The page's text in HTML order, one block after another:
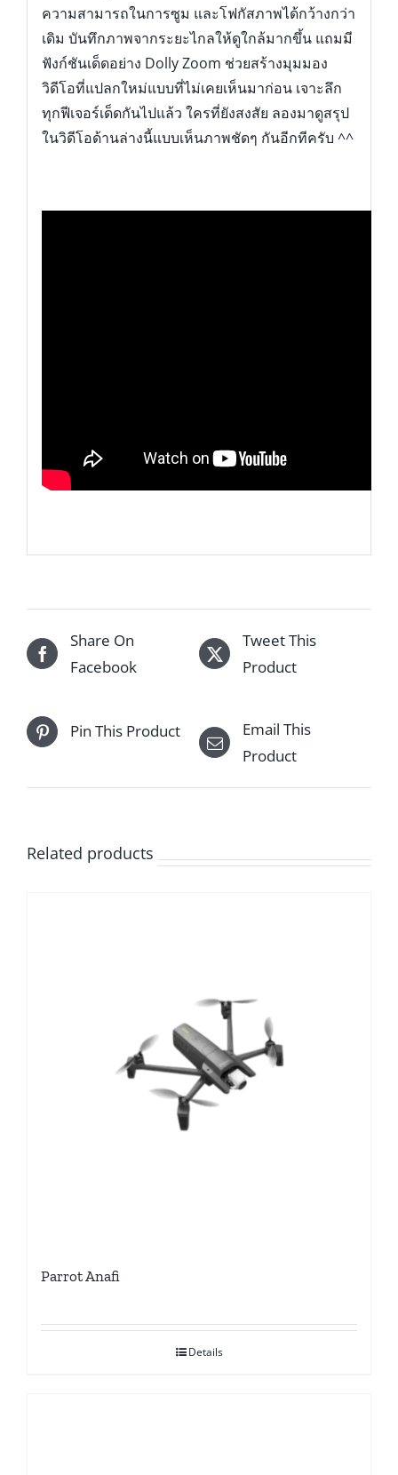
ความสามารถในการซูม และโฟกัสภาพได้กว้างกว่า
เดิม บันทึกภาพจากระยะไกลให้ดูใกล้มากขึ้น แถมมี
ฟังก์ชันเด็ดอย่าง Dolly Zoom ช่วยสร้างมุมมอง
วิดีโอที่แปลกใหม่แบบที่ไม่เคยเห็นมาก่อน เจาะลึก
ทุกฟีเจอร์เด็ดกันไปแล้ว ใครที่ยังสงสัย ลองมาดูสรุป
ในวิดีโอด้านล่างนี้แบบเห็นภาพชัดๆ กันอีกทีครับ ^^
Share On
Facebook
Tweet This
Product
Pin This Product
Email This
Product
Related products
Parrot Anafi
Details